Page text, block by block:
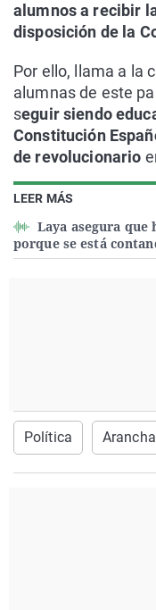
LEER MÁS
Laya asegura que
porque se está
alumnos a recibir
disposición de la
Por ello, llama a la
alumnas de este
seguir siendo
Constitución
de revolucionario
Política